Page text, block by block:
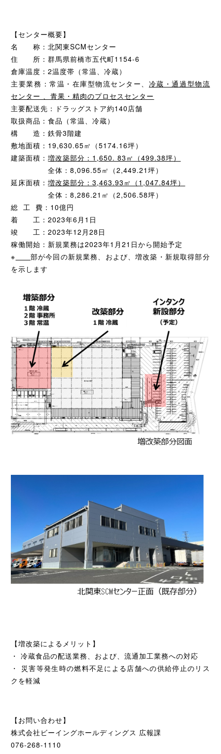
【センター概要】
名 称：北関東SCMセンター
住 所：群馬県前橋市五代町1154-6
倉庫温度：2温度帯（常温、冷蔵）
主要業務：常温・在庫型物流センター、 冷蔵・通過型物流
センター 、青果・精肉のプロセスセンター
主要配送先：ドラッグストア約140店舗
取扱商品：食品（常温、冷蔵）
構 造：鉄骨3階建
敷地面積：19,630.65㎡（5174.16坪）
建築面積：増改築部分：1,650. 83㎡（499.38坪）
全体：8,096.55㎡（2,449.21坪）
延床面積：増改築部分：3,463.93㎡（1,047.84坪）
全体：8,286.21㎡（2,506.58坪）
総 工 費：10億円
着 工：2023年6月1日
竣 工：2023年12月28日
稼働開始：新規業務は2023年1月21日から開始予定
※
部が今回の新規業務、および、増改築・新規取得部分
を示します
【増改築によるメリット】
・ 冷蔵食品の配送業務、および、流通加工業務への対応
・ 災害等発生時の燃料不足による店舗への供給停止のリス
クを軽減
【お問い合わせ】
株式会社ビーイングホールディングス 広報課
076-268-1110